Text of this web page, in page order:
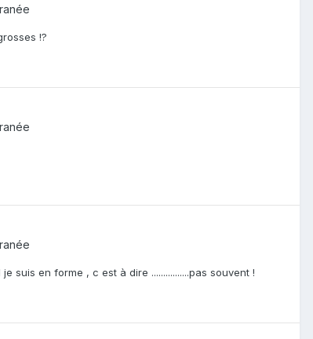
!?
suis en forme , c est à dire ................pas souvent !